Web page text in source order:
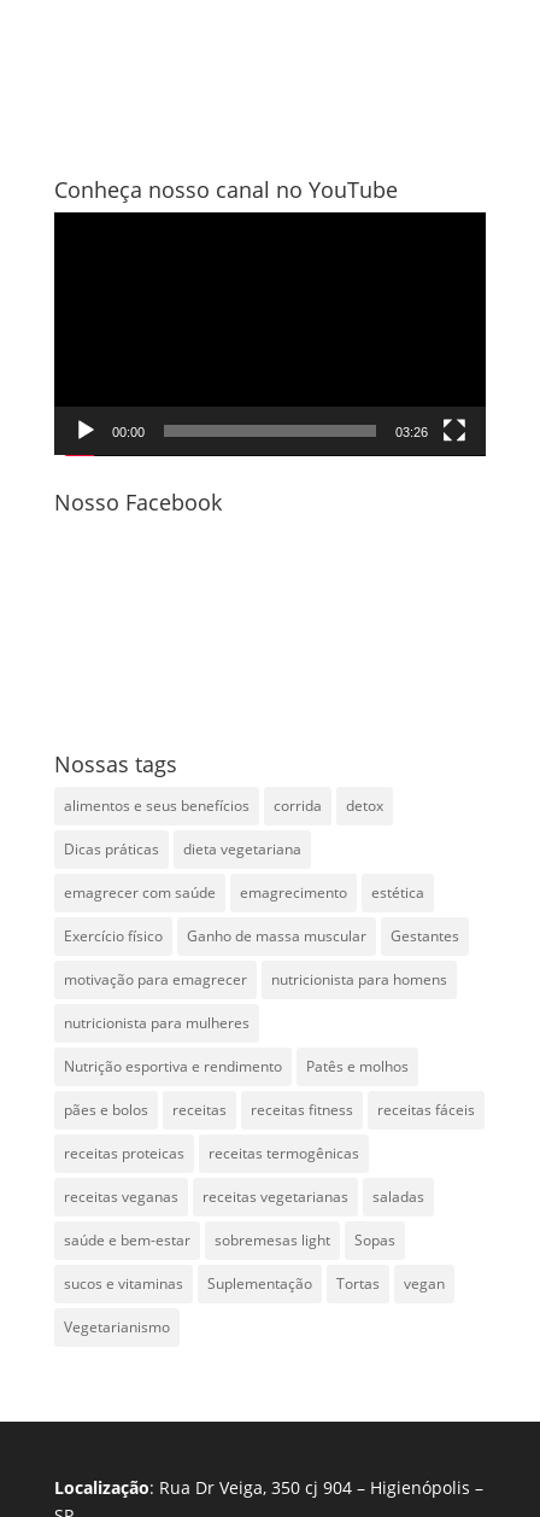
Conheça nosso canal no YouTube
00:00 03:26
Nosso Facebook
Nossas tags
alimentos e seus benefícios corrida detox
Dicas práticas dieta vegetariana
emagrecer com saúde emagrecimento estética
Exercício físico Ganho de massa muscular Gestantes
motivação para emagrecer nutricionista para homens
nutricionista para mulheres
Nutrição esportiva e rendimento Patês e molhos
pães e bolos receitas receitas fitness receitas fáceis
receitas proteicas receitas termogênicas
receitas veganas receitas vegetarianas saladas
saúde e bem-estar sobremesas light Sopas
sucos e vitaminas Suplementação Tortas vegan
Vegetarianismo
Localização: Rua Dr Veiga, 350 cj 904 – Higienópolis –